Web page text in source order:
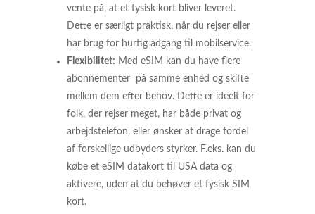
vente på, at et fysisk kort bliver leveret.
Dette er særligt praktisk, når du rejser eller
har brug for hurtig adgang til mobilservice.
Flexibilitet: Med eSIM kan du have flere
abonnementer på samme enhed og skifte
mellem dem efter behov. Dette er ideelt for
folk, der rejser meget, har både privat og
arbejdstelefon, eller ønsker at drage fordel
af forskellige udbyders styrker. F.eks. kan du
købe et eSIM datakort til USA data og
aktivere, uden at du behøver et fysisk SIM
kort.